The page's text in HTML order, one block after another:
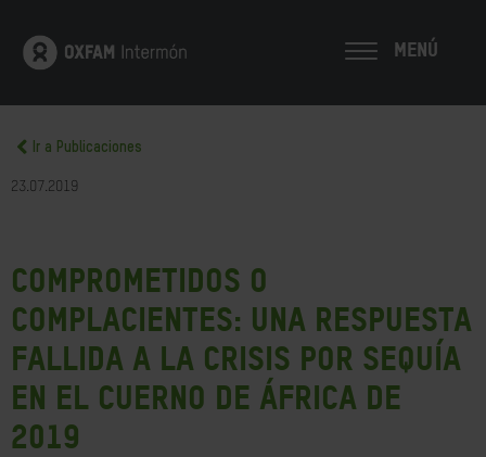
MENÚ
Ir a Publicaciones
23.07.2019
Comprometidos o
complacientes: una respuesta
fallida a la crisis por sequía
en el Cuerno de África de
2019